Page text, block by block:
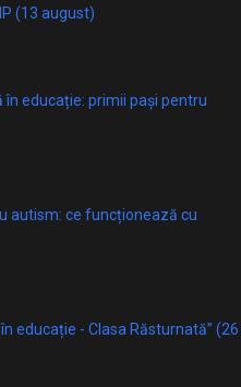
(13 august)
educație: primii pași pentru
autism: ce funcționează cu
educație - Clasa Răsturnată” (26